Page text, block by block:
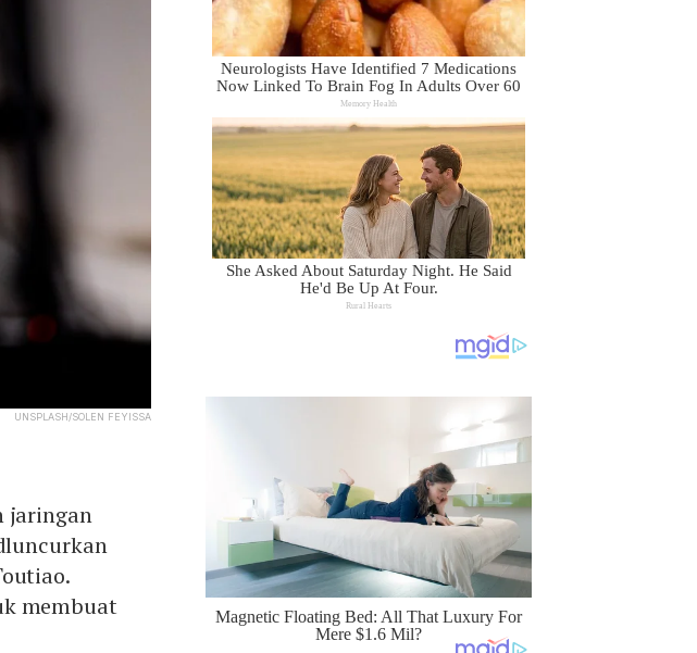
UNSPLASH/SOLEN FEYISSA
jaringan
membuat